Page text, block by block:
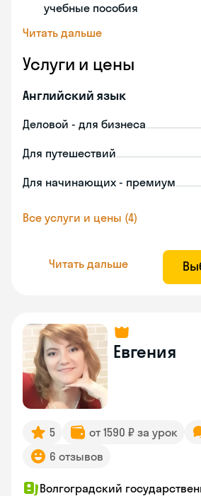
учебные пособия
Читать дальше
Услуги и цены
Английский язык
Деловой - для бизнеса
Для путешествий
Для начинающих - премиум
Все услуги и цены (4)
Читать дальше
Евгения
5 от 1590 ₽ за урок
6 отзывов
Волгоградский